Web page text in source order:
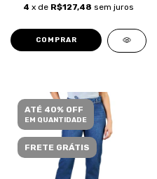
4 x de R$127,48 sem juros
COMPRAR
ATÉ 40% OFF
EM QUANTIDADE
FRETE GRÁTIS